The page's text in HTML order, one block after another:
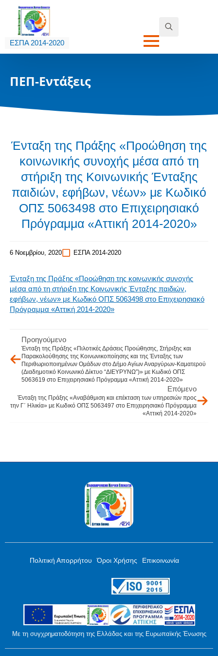
ΕΣΠΑ 2014-2020
Search
ΠΕΠ-Εντάξεις
Ένταξη της Πράξης «Προώθηση της
κοινωνικής συνοχής μέσα από τη
στήριξη της Κοινωνικής Ένταξης
παιδιών, εφήβων, νέων» με Κωδικό
ΟΠΣ 5063498 στο Επιχειρησιακό
Πρόγραμμα «Αττική 2014-2020»
6 Νοεμβρίου, 2020 ΕΣΠΑ 2014-2020
Ένταξη της Πράξης «Προώθηση της κοινωνικής συνοχής
μέσα από τη στήριξη της Κοινωνικής Ένταξης παιδιών,
εφήβων, νέων» με Κωδικό ΟΠΣ 5063498 στο Επιχειρησιακό
Πρόγραμμα «Αττική 2014-2020»
Προηγούμενο
Ένταξη της Πράξης «Πιλοτικές Δράσεις Προώθησης, Στήριξης και
Παρακολούθησης της Κοινωνικοποίησης και της Ένταξης των
Περιθωριοποιημένων Ομάδων στο Δήμο Αγίων Αναργύρων-Καματερού
(Διαδημοτικό Κοινωνικό Δίκτυο “ΔΙΕΥΡΥΝΩ”)» με Κωδικό ΟΠΣ
5063619 στο Επιχειρησιακό Πρόγραμμα «Αττική 2014-2020»
Επόμενο
Ένταξη της Πράξης «Αναβάθμιση και επέκταση των υπηρεσιών προς
την Γ΄ Ηλικία» με Κωδικό ΟΠΣ 5063497 στο Επιχειρησιακό Πρόγραμμα
«Αττική 2014-2020»
Πολιτική Απορρήτου Όροι Χρήσης Επικοινωνία
Με τη συγχρηματοδότηση της Ελλάδας και της Ευρωπαϊκής Ένωσης